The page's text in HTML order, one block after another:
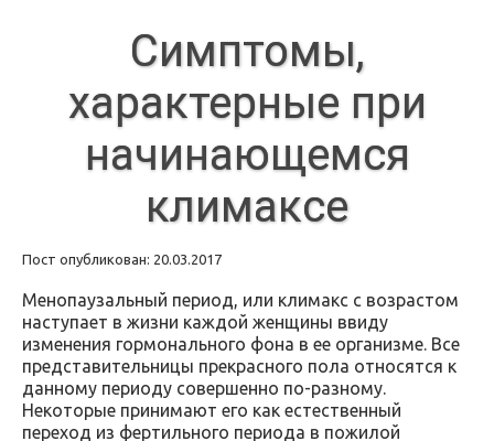
Симптомы,
характерные при
начинающемся
климаксе
Пост опубликован: 20.03.2017
Менопаузальный период, или климакс с возрастом
наступает в жизни каждой женщины ввиду
изменения гормонального фона в ее организме. Все
представительницы прекрасного пола относятся к
данному периоду совершенно по-разному.
Некоторые принимают его как естественный
переход из фертильного периода в пожилой